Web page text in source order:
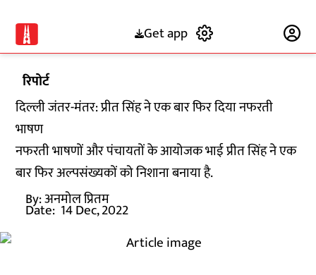
Get app
रिपोर्ट
दिल्ली जंतर-मंतर: प्रीत सिंह ने एक बार फिर दिया नफरती
भाषण
नफरती भाषणों और पंचायतों के आयोजक भाई प्रीत सिंह ने एक
बार फिर अल्पसंख्यकों को निशाना बनाया है.
By:अनमोल प्रितम
Date: 14 Dec, 2022